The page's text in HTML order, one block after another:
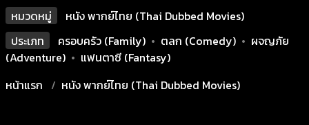
หมวดหมู่
หนัง พากย์ไทย (Thai Dubbed Movies)
ประเภท
ครอบครัว (Family) • ตลก (Comedy) • ผจญภัย
(Adventure) • แฟนตาซี (Fantasy)
หน้าแรก
หนัง พากย์ไทย (Thai Dubbed Movies)